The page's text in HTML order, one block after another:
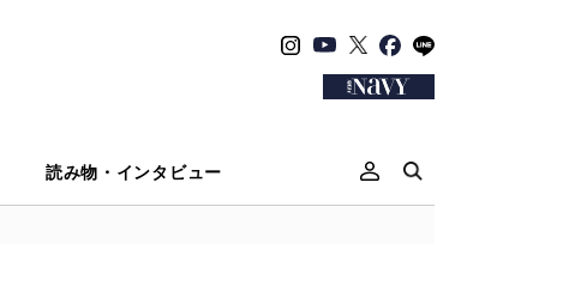
読み物・インタビュー